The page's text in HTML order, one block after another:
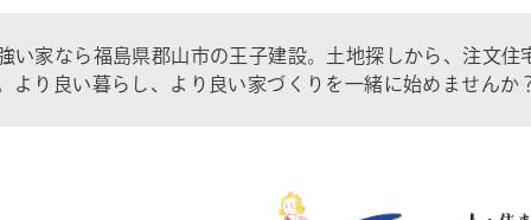
い家なら福島県郡山市の王子建設。土地探しから、注文
より良い暮らし、より良い家づくりを一緒に始めませんか